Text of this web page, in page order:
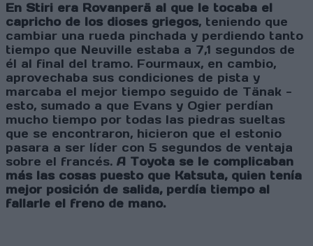
En Stiri era Rovanperä al que le tocaba el
capricho de los dioses griegos, teniendo que
cambiar una rueda pinchada y perdiendo tanto
tiempo que Neuville estaba a 7,1 segundos de
él al final del tramo. Fourmaux, en cambio,
aprovechaba sus condiciones de pista y
marcaba el mejor tiempo seguido de Tänak -
esto, sumado a que Evans y Ogier perdían
mucho tiempo por todas las piedras sueltas
que se encontraron, hicieron que el estonio
pasara a ser líder con 5 segundos de ventaja
sobre el francés. A Toyota se le complicaban
más las cosas puesto que Katsuta, quien tenía
mejor posición de salida, perdía tiempo al
fallarle el freno de mano.